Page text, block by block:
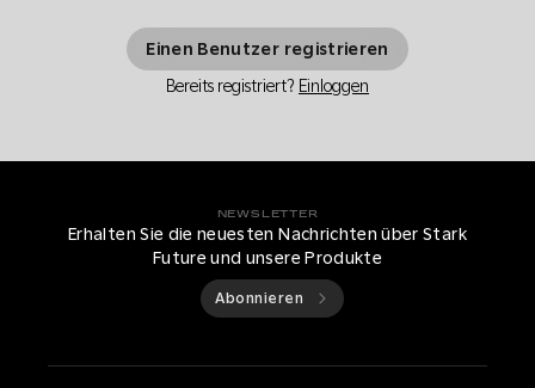
Einen Benutzer registrieren
Bereits registriert? Einloggen
NEWSLETTER
Erhalten Sie die neuesten Nachrichten über Stark
Future und unsere Produkte
Abonnieren